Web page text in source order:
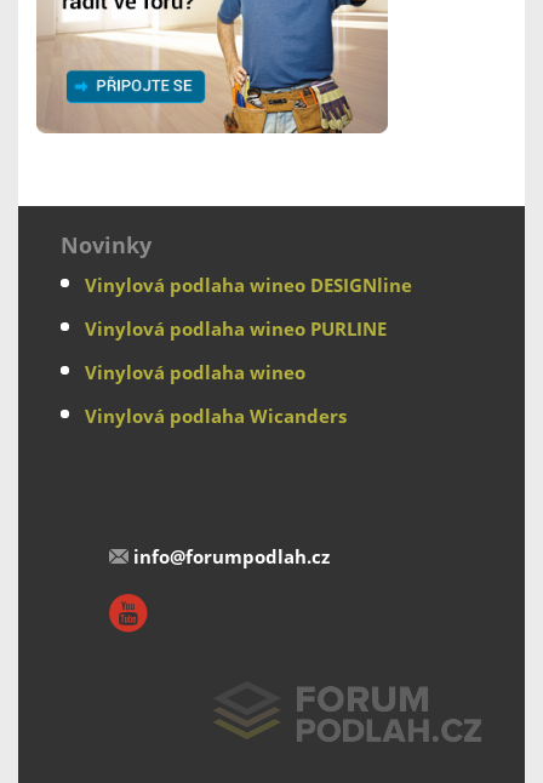
Novinky
Vinylová podlaha wineo DESIGNline
Vinylová podlaha wineo PURLINE
Vinylová podlaha wineo
Vinylová podlaha Wicanders
info@forumpodlah.cz